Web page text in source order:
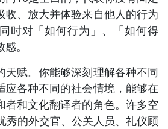
收、放大并体验来自他人的行为
时对「如何行为」、「如何得
。
天赋。你能够深刻理解各种不同
应各种不同的社会情境，能够在
者和文化翻译者的角色。许多空
秀的外交官、公关人员、礼仪顾